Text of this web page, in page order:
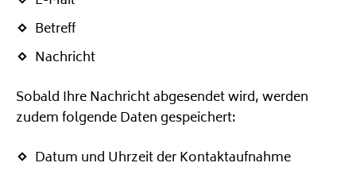
Betreff
Nachricht
Sobald Ihre Nachricht abgesendet wird, werden
zudem folgende Daten gespeichert:
Datum und Uhrzeit der Kontaktaufnahme